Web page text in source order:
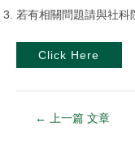
若有相關問題請與社科
Click Here
← 上一篇 文章